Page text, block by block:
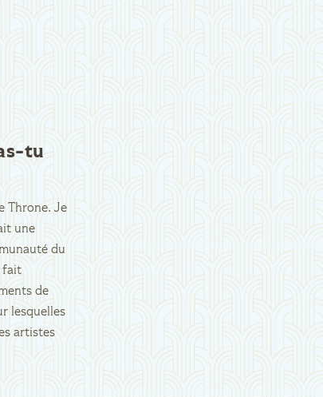
tu
Throne. Je
une
du
fait
de
lesquelles
artistes